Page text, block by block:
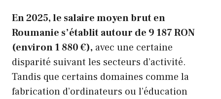
En 2025, le salaire moyen brut en
Roumanie s’établit autour de 9 187 RON
(environ 1 880 €), avec une certaine
disparité suivant les secteurs d’activité.
Tandis que certains domaines comme la
fabrication d’ordinateurs ou l’éducation